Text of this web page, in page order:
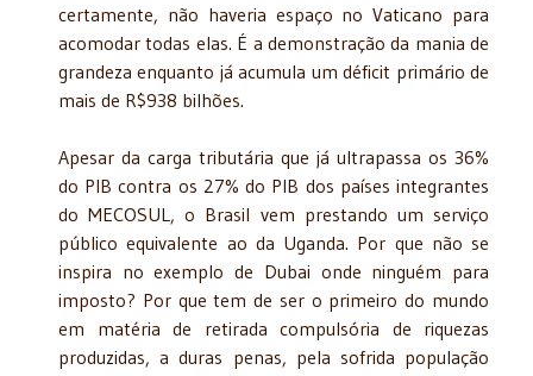
certamente, não haveria espaço no Vaticano para
acomodar todas elas. É a demonstração da mania de
grandeza enquanto já acumula um déficit primário de
mais de R$938 bilhões.
Apesar da carga tributária que já ultrapassa os 36%
do PIB contra os 27% do PIB dos países integrantes
do MECOSUL, o Brasil vem prestando um serviço
público equivalente ao da Uganda. Por que não se
inspira no exemplo de Dubai onde ninguém para
imposto? Por que tem de ser o primeiro do mundo
em matéria de retirada compulsória de riquezas
produzidas, a duras penas, pela sofrida população